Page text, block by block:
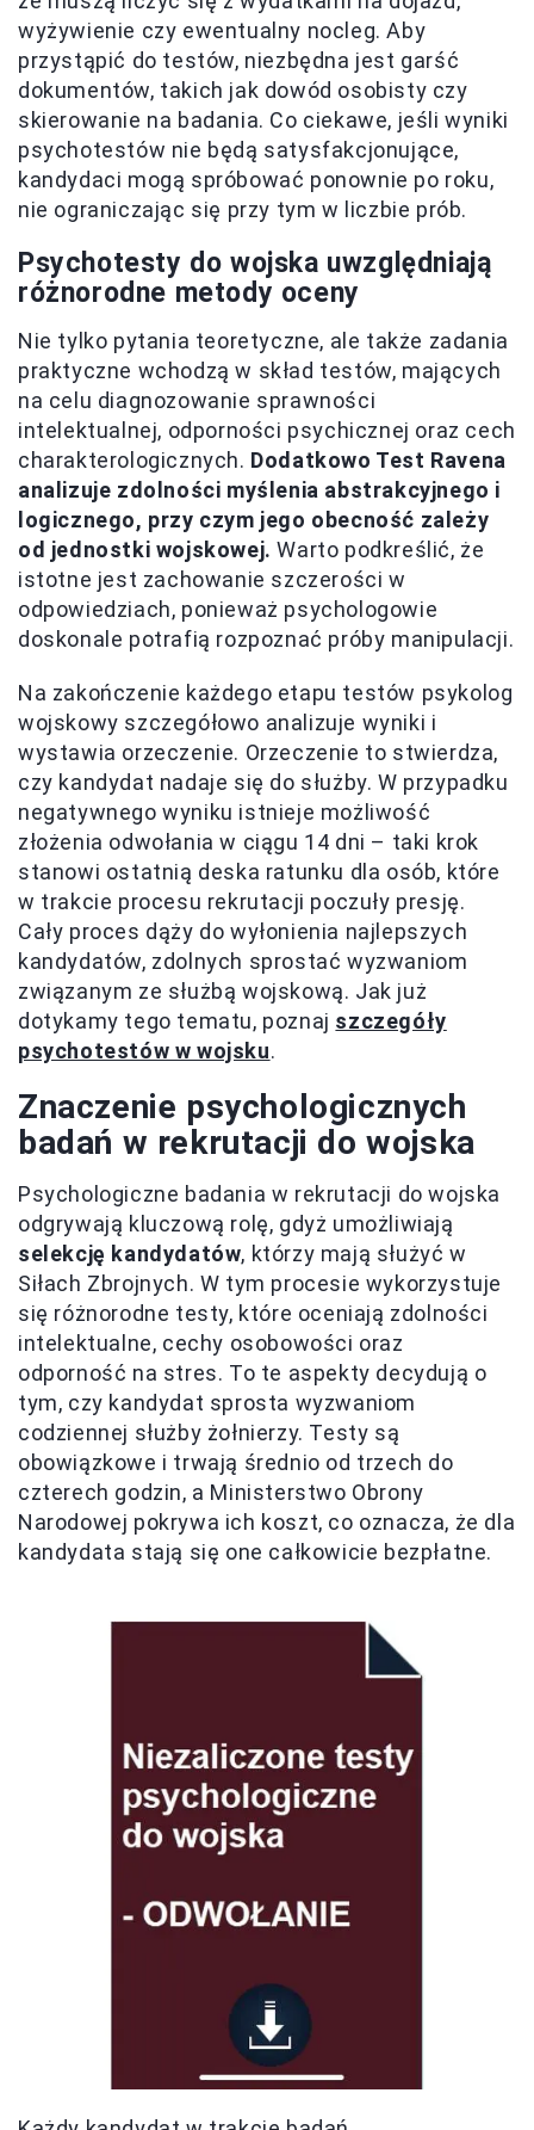
wyżywienie czy ewentualny nocleg. Aby
przystąpić do testów, niezbędna jest garść
dokumentów, takich jak dowód osobisty czy
skierowanie na badania. Co ciekawe, jeśli wyniki
psychotestów nie będą satysfakcjonujące,
kandydaci mogą spróbować ponownie po roku,
nie ograniczając się przy tym w liczbie prób.
Psychotesty do wojska uwzględniają
różnorodne metody oceny
Nie tylko pytania teoretyczne, ale także zadania
praktyczne wchodzą w skład testów, mających
na celu diagnozowanie sprawności
intelektualnej, odporności psychicznej oraz cech
charakterologicznych. Dodatkowo Test Ravena
analizuje zdolności myślenia abstrakcyjnego i
logicznego, przy czym jego obecność zależy
od jednostki wojskowej. Warto podkreślić, że
istotne jest zachowanie szczerości w
odpowiedziach, ponieważ psychologowie
doskonale potrafią rozpoznać próby manipulacji.
Na zakończenie każdego etapu testów psykolog
wojskowy szczegółowo analizuje wyniki i
wystawia orzeczenie. Orzeczenie to stwierdza,
czy kandydat nadaje się do służby. W przypadku
negatywnego wyniku istnieje możliwość
złożenia odwołania w ciągu 14 dni – taki krok
stanowi ostatnią deska ratunku dla osób, które
w trakcie procesu rekrutacji poczuły presję.
Cały proces dąży do wyłonienia najlepszych
kandydatów, zdolnych sprostać wyzwaniom
związanym ze służbą wojskową. Jak już
dotykamy tego tematu, poznaj szczegóły
psychotestów w wojsku.
Znaczenie psychologicznych
badań w rekrutacji do wojska
Psychologiczne badania w rekrutacji do wojska
odgrywają kluczową rolę, gdyż umożliwiają
selekcję kandydatów, którzy mają służyć w
Siłach Zbrojnych. W tym procesie wykorzystuje
się różnorodne testy, które oceniają zdolności
intelektualne, cechy osobowości oraz
odporność na stres. To te aspekty decydują o
tym, czy kandydat sprosta wyzwaniom
codziennej służby żołnierzy. Testy są
obowiązkowe i trwają średnio od trzech do
czterech godzin, a Ministerstwo Obrony
Narodowej pokrywa ich koszt, co oznacza, że dla
kandydata stają się one całkowicie bezpłatne.